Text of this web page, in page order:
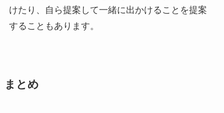
けたり、自ら提案して一緒に出かけることを提案
することもあります。
まとめ